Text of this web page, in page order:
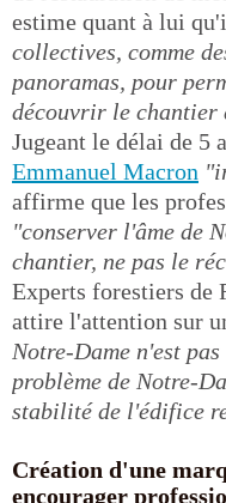
estime quant à lui
collectives, comme
panoramas, pour
découvrir le chantier
Jugeant le délai de 5
Emmanuel Macron
affirme que les
"conserver l'âme de
chantier, ne pas le
Experts forestiers de
attire l'attention sur
Notre-Dame n'est
problème de Notre-
stabilité de l'édifice
Création d'une
encourager